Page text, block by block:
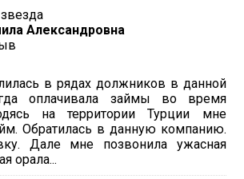
Александровна
в рядах должников в данной
оплачивала займы во время
на территории Турции мне
Обратилась в данную компанию.
Дале мне позвонила ужасная
орала...